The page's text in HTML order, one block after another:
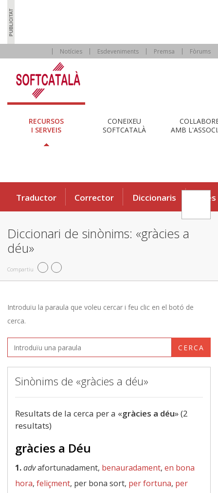
Notícies Esdeveniments Premsa Fòrums
RECURSOS
I SERVEIS
CONEIXEU
SOFTCATALÀ
AMB
Traductor Corrector Diccionaris Eines
Diccionari de sinònims: «gràcies a
déu»
Compartiu
Introduïu la paraula que voleu cercar i feu clic en el botó de
cerca.
CERCA
Sinònims de «gràcies a déu»
Resultats de la cerca per a «gràcies a déu» (2
resultats)
gràcies a Déu
1.advafortunadament, benauradament, en bona
hora, feliçment, per bona sort, per fortuna, per